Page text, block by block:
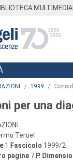
1999
per una
Teruel
1 Fascicolo 1999/2
pagine 7 P.